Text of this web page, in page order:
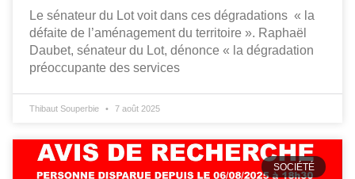
Le sénateur du Lot voit dans ces dégradations « la
défaite de l’aménagement du territoire ». Raphaël
Daubet, sénateur du Lot, dénonce « la dégradation
préoccupante des services
Thibaut Souperbie 7 août 2025
SOCIÉTÉ